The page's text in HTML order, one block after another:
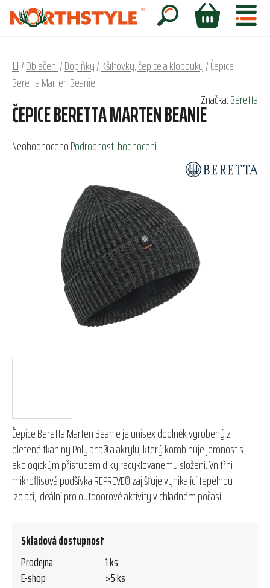
Přejít
obsah
Hledat
NÁKUPNÍ
Domů
/Oblečení/Doplňky/Kšiltovky, čepice a klobouky/Čepice
Beretta Marten Beanie
Čepice Beretta Marten Beanie je unisex doplněk vyrobený z
pletené tkaniny Polylana® a akrylu, který kombinuje jemnost s
ekologickým přístupem díky recyklovanému složení. Vnitřní
mikroflísová podšívka REPREVE® zajišťuje vynikající tepelnou
izolaci, ideální pro outdoorové aktivity v chladném počasí.
Skladová dostupnost
Prodejna
1 ks
E-shop
>5 ks
ČEPICE BERETTA MARTEN BEANIE
Průměrné
NeohodnocenoPodrobnosti hodnocení
Značka:Beretta